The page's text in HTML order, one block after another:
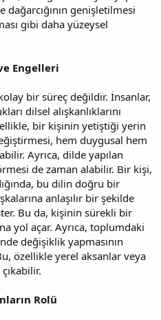
dağarcığının genişletilmesi
gibi daha yüzeysel
Engelleri
bir süreç değildir. İnsanlar,
dilsel alışkanlıklarını
bir kişinin yetiştiği yerin
hem duygusal hem
Ayrıca, dilde yapılan
de zaman alabilir. Bir kişi,
bu dilin doğru bir
anlaşılır bir şekilde
Bu da, kişinin sürekli bir
yol açar. Ayrıca, toplumdaki
değişiklik yapmasının
özellikle yerel aksanlar veya
Rolü